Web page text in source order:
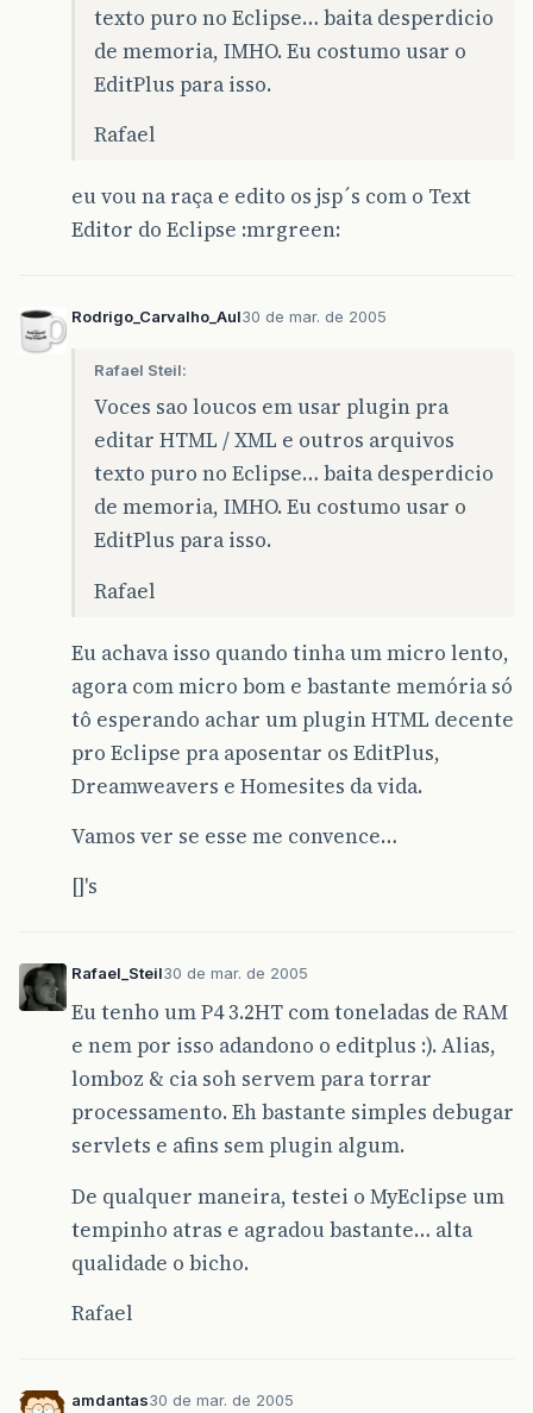
texto puro no Eclipse… baita desperdicio
de memoria, IMHO. Eu costumo usar o
EditPlus para isso.
Rafael
eu vou na raça e edito os jsp´s com o Text
Editor do Eclipse :mrgreen:
Rodrigo_Carvalho_Aul30 de mar. de 2005
Rafael Steil:
Voces sao loucos em usar plugin pra
editar HTML / XML e outros arquivos
texto puro no Eclipse… baita desperdicio
de memoria, IMHO. Eu costumo usar o
EditPlus para isso.
Rafael
Eu achava isso quando tinha um micro lento,
agora com micro bom e bastante memória só
tô esperando achar um plugin HTML decente
pro Eclipse pra aposentar os EditPlus,
Dreamweavers e Homesites da vida.
Vamos ver se esse me convence…
[]'s
Rafael_Steil30 de mar. de 2005
Eu tenho um P4 3.2HT com toneladas de RAM
e nem por isso adandono o editplus :). Alias,
lomboz & cia soh servem para torrar
processamento. Eh bastante simples debugar
servlets e afins sem plugin algum.
De qualquer maneira, testei o MyEclipse um
tempinho atras e agradou bastante… alta
qualidade o bicho.
Rafael
amdantas30 de mar. de 2005